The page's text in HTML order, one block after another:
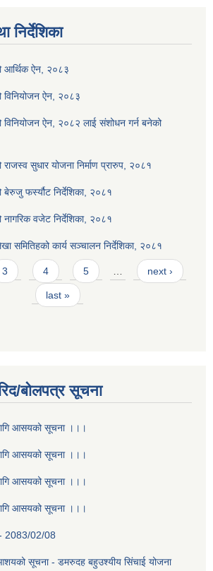
निर्देशिका
आर्थिक ऐन, २०८३
विनियोजन ऐन, २०८३
विनियोजन ऐन, २०८२ लाई संशोधन गर्न बनेको
राजस्व सुधार योजना निर्माण प्रारुप, २०८१
बेरुजु फर्स्यौट निर्देशिका, २०८१
नागरिक वजेट निर्देशिका, २०८१
समितिहको कार्य सञ्चालन निर्देशिका, २०८१
3 4 5 next ›
last »
बोलपत्र सूचना
आसयको सूचना ।।।
आसयको सूचना ।।।
आसयको सूचना ।।।
आसयको सूचना ।।।
2083/02/08
सूचना - डमरुदह बहुउश्यीय सिंचाई योजना